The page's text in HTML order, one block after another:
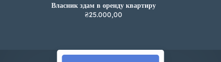
Власник здам в оренду квартиру
₴25.000,00